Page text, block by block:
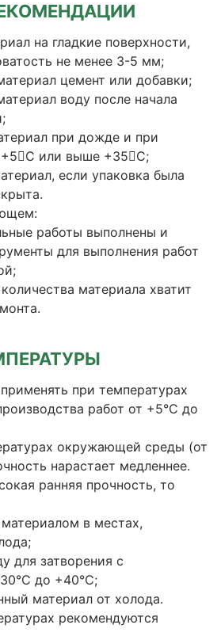
на гладкие поверхности,
не менее 3-5 мм;
цемент или добавки;
воду после начала
при дожде и при
или выше +35С;
если упаковка была
работы выполнены и
для выполнения работ
материала хватит
при температурах
работ от +5°С до
окружающей среды (от
нарастает медленнее.
ранняя прочность, то
в местах,
для затворения с
до +40°С;
материал от холода.
рекомендуются